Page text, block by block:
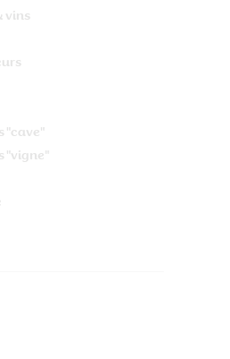
vins
"cave"
"vigne"